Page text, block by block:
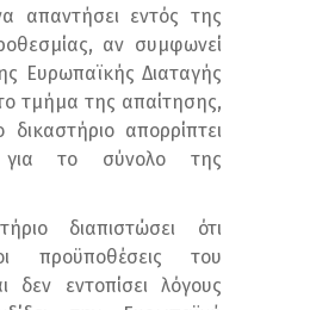
απαντήσει εντός της
αν συμφωνεί
Ευρωπαϊκής Διαταγής
τμήμα της απαίτησης,
δικαστήριο απορρίπτει
το σύνολο της
διαπιστώσει ότι
προϋποθέσεις του
δεν εντοπίσει λόγους